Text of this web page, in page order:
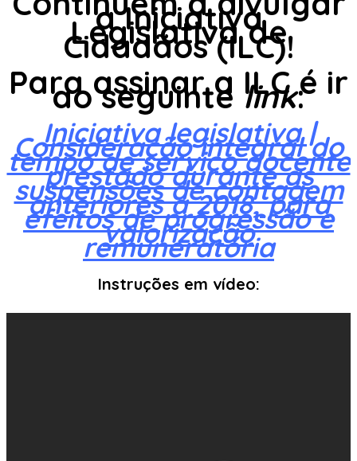
a Iniciativa
Legislativa de
Cidadãos (ILC)!
Para assinar a ILC é ir
ao seguinte link:
Iniciativa legislativa |
Consideração integral do
tempo de serviço docente
prestado durante as
suspensões de contagem
anteriores a 2018, para
efeitos de progressão e
valorização
remuneratória
Instruções em vídeo: